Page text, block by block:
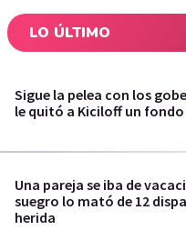
LO ÚLTIMO
Sigue la pelea con los
le quitó a Kiciloff un
Una pareja se iba de
suegro lo mató de 12
herida